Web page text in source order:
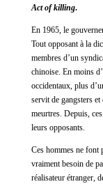
Act of killing.
En 1965, le
Tout opposant à la
membres d’un
chinoise. En moins
occidentaux, plus
servit de gangsters
meurtres. Depuis,
leurs opposants.
Ces hommes ne font
vraiment besoin de
réalisateur étranger,